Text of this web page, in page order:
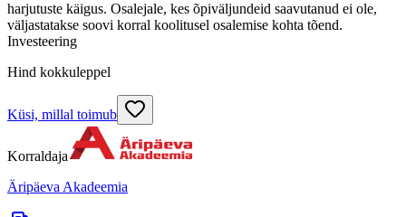
harjutuste käigus. Osalejale, kes õpiväljundeid saavutanud ei ole,
väljastatakse soovi korral koolitusel osalemise kohta tõend.
Investeering
Hind kokkuleppel
Küsi, millal toimub
Korraldaja
Äripäeva Akadeemia